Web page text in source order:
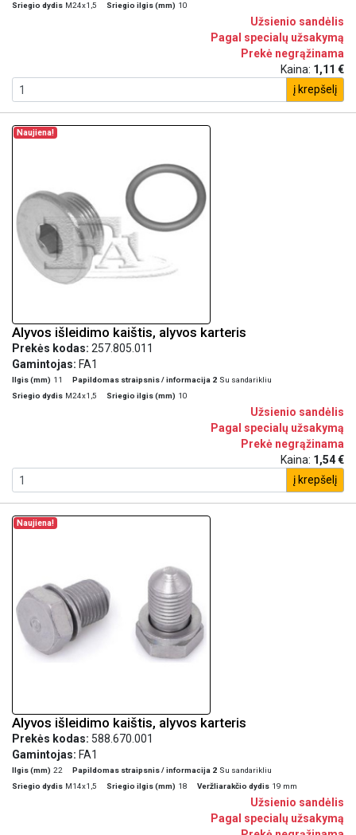
Sriegio dydis M24x1,5 Sriegio ilgis (mm) 10
Užsienio sandėlis
Pagal specialų užsakymą
Prekė negrąžinama
Kaina: 1,11 €
į krepšelį
Naujiena!
Alyvos išleidimo kaištis, alyvos karteris
Prekės kodas: 257.805.011
Gamintojas: FA1
Ilgis (mm) 11 Papildomas straipsnis / informacija 2 Su sandarikliu
Sriegio dydis M24x1,5 Sriegio ilgis (mm) 10
Užsienio sandėlis
Pagal specialų užsakymą
Prekė negrąžinama
Kaina: 1,54 €
į krepšelį
Naujiena!
Alyvos išleidimo kaištis, alyvos karteris
Prekės kodas: 588.670.001
Gamintojas: FA1
Ilgis (mm) 22 Papildomas straipsnis / informacija 2 Su sandarikliu
Sriegio dydis M14x1,5 Sriegio ilgis (mm) 18 Veržliarakčio dydis 19 mm
Užsienio sandėlis
Pagal specialų užsakymą